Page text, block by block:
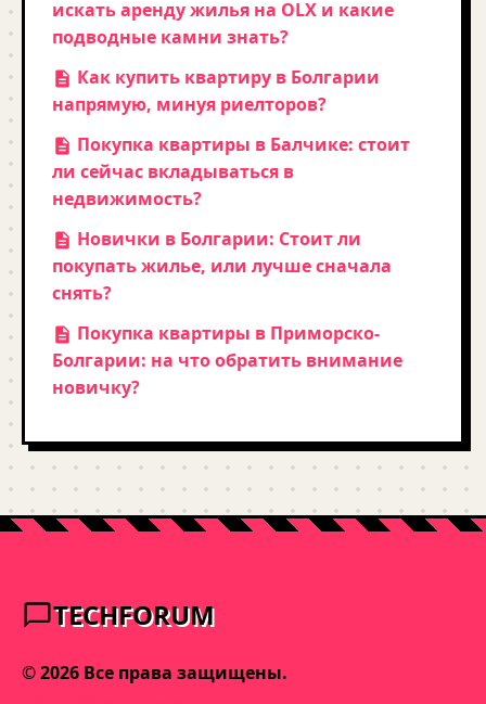
искать аренду жилья на OLX и какие
подводные камни знать?
Как купить квартиру в Болгарии
напрямую, минуя риелторов?
Покупка квартиры в Балчике: стоит
ли сейчас вкладываться в
недвижимость?
Новички в Болгарии: Стоит ли
покупать жилье, или лучше сначала
снять?
Покупка квартиры в Приморско-
Болгарии: на что обратить внимание
новичку?
TECHFORUM
© 2026 Все права защищены.